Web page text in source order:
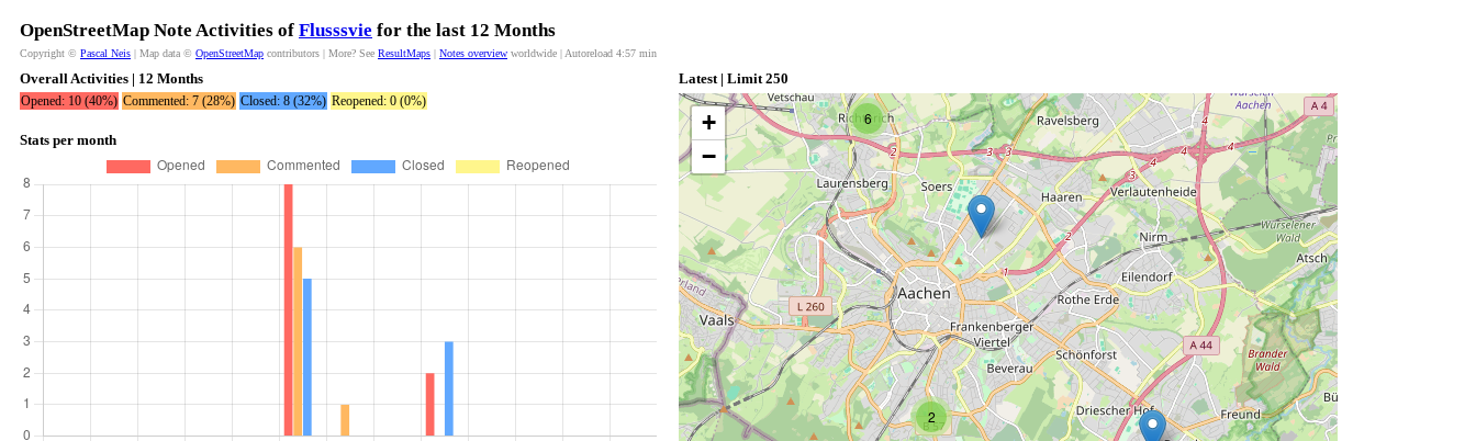
OpenStreetMap Note Activities of Flusssvie for the last 12 Months
Copyright © Pascal Neis | Map data © OpenStreetMap contributors | More? See ResultMaps | Notes overview worldwide | Autoreload 4:57 min
Overall Activities | 12 Months
Opened: 10 (40%) Commented: 7 (28%) Closed: 8 (32%) Reopened: 0 (0%)
Stats per month
Latest | Limit 250
6
2
+
−